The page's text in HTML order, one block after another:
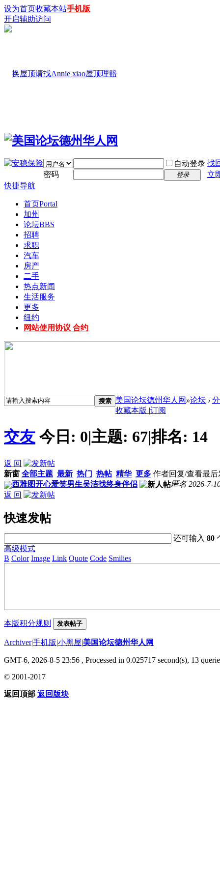
设为首页收藏本站手机版
开启辅助访问
自动登录 找
密码
登录
立
快捷导航
首页Portal
加州
论坛BBS
招聘
求职
汽车
房产
二手
热点新闻
生活服务
更多
纽约
网站使用协议 合约
搜索 美国论坛德州华人网 »论坛 ›
收藏本版 |订阅
交友 今日: 0|主题: 67|排名: 14
返 回
新窗 全部主题 最新 热门 热帖 精华 更多 作者回复/查看最后
西雅图开心爱笑男生吴洁找终身伴侣
匿名 2026-7-
返 回
快速发帖
还可输入80
高级模式
B Color Image Link Quote Code Smilies
本版积分规则 发表帖子
Archiver|手机版|小黑屋|美国论坛德州华人网
GMT-6, 2026-8-5 23:56 , Processed in 0.025717 second(s), 13
© 2001-2017
返回顶部 返回版块